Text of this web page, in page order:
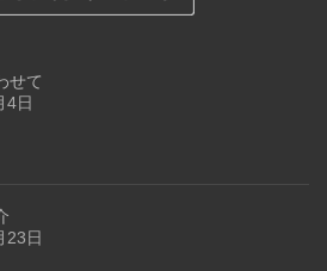
せて
4日
23日